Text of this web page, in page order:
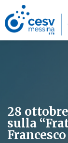
28
sulla
Francesco